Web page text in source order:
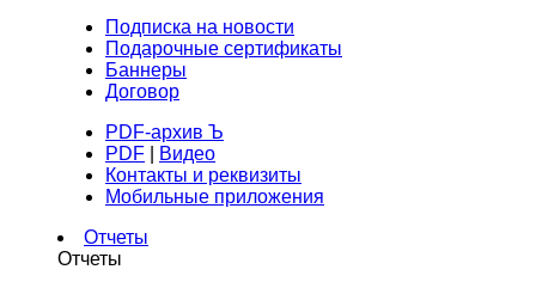
Подписка на новости
Подарочные сертификаты
Баннеры
Договор
PDF-архив Ъ
PDF
Видео
Контакты и реквизиты
Мобильные приложения
Отчеты
Отчеты